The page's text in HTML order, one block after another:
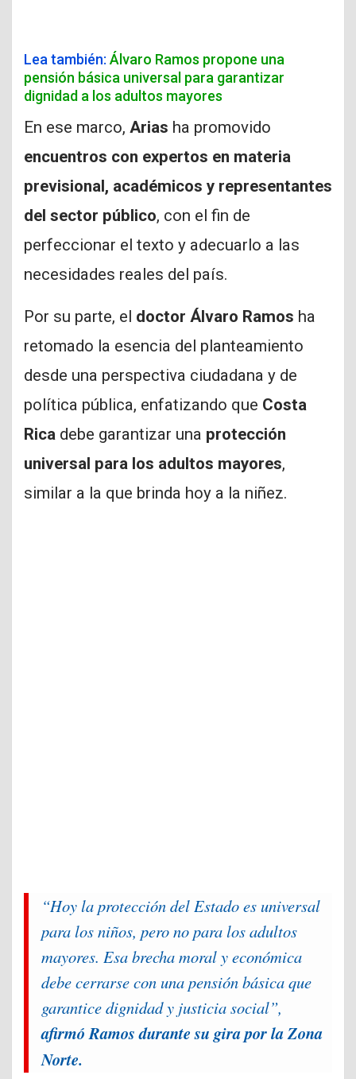
Lea también: Álvaro Ramos propone una
pensión básica universal para garantizar
dignidad a los adultos mayores
En ese marco, Arias ha promovido
encuentros con expertos en materia
previsional, académicos y representantes
del sector público, con el fin de
perfeccionar el texto y adecuarlo a las
necesidades reales del país.
Por su parte, el doctor Álvaro Ramos ha
retomado la esencia del planteamiento
desde una perspectiva ciudadana y de
política pública, enfatizando que Costa
Rica debe garantizar una protección
universal para los adultos mayores,
similar a la que brinda hoy a la niñez.
“Hoy la protección del Estado es universal
para los niños, pero no para los adultos
mayores. Esa brecha moral y económica
debe cerrarse con una pensión básica que
garantice dignidad y justicia social”,
afirmó Ramos durante su gira por la Zona
Norte.